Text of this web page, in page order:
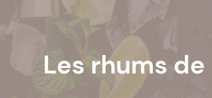
Les rhums